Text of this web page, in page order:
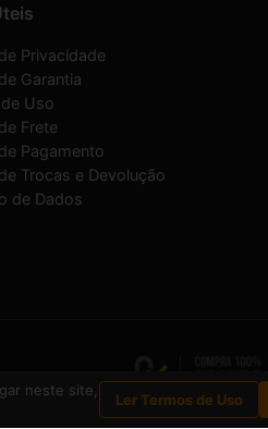
Privacidade
Garantia
Uso
Frete
Pagamento
Trocas e Devolução
de Dados
neste site,
Ler Termos de Uso